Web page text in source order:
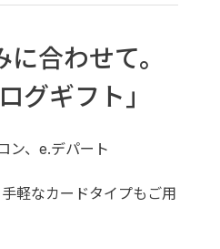
合わせて。
グギフト」
ン、e.デパート
軽なカードタイプもご用